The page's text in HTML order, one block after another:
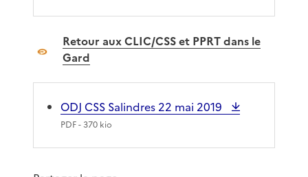
Retour aux CLIC/CSS et PPRT dans le
Gard
ODJ CSS Salindres 22 mai 2019
PDF- 370 kio